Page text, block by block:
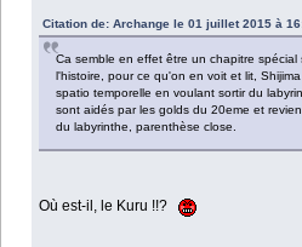
Citation de: Archange le 01 juillet 2015 à
Ca semble en effet être un chapitre spécial
l'histoire, pour ce qu'on en voit et lit,
spatio temporelle en voulant sortir du
sont aidés par les golds du 20eme et
du labyrinthe, parenthèse close.
Où est-il, le Kuru !!?